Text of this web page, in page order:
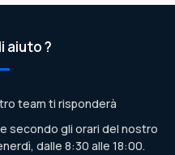
aiuto ?
team ti risponderà
secondo gli orari del nostro
dalle 8:30 alle 18:00.